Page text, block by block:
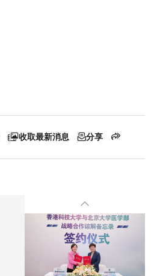
收取最新消息 分享